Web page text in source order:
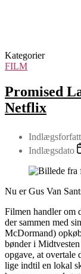
Kategorier
FILM
Promised
Netflix
Indlægsdato
Nu er Gus Van
Filmen handler om
der sammen med
McDormand)
bønder i
opgave, at overtale
lige indtil en lokal